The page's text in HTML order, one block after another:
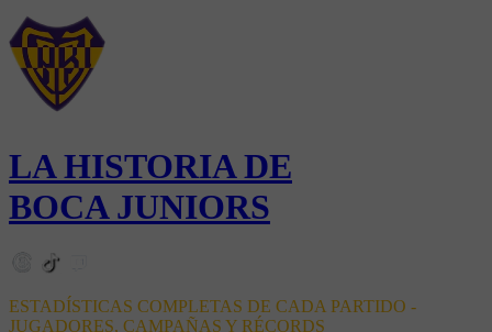
LA HISTORIA DE
BOCA JUNIORS
ESTADÍSTICAS COMPLETAS DE CADA PARTIDO -
JUGADORES, CAMPAÑAS Y RÉCORDS